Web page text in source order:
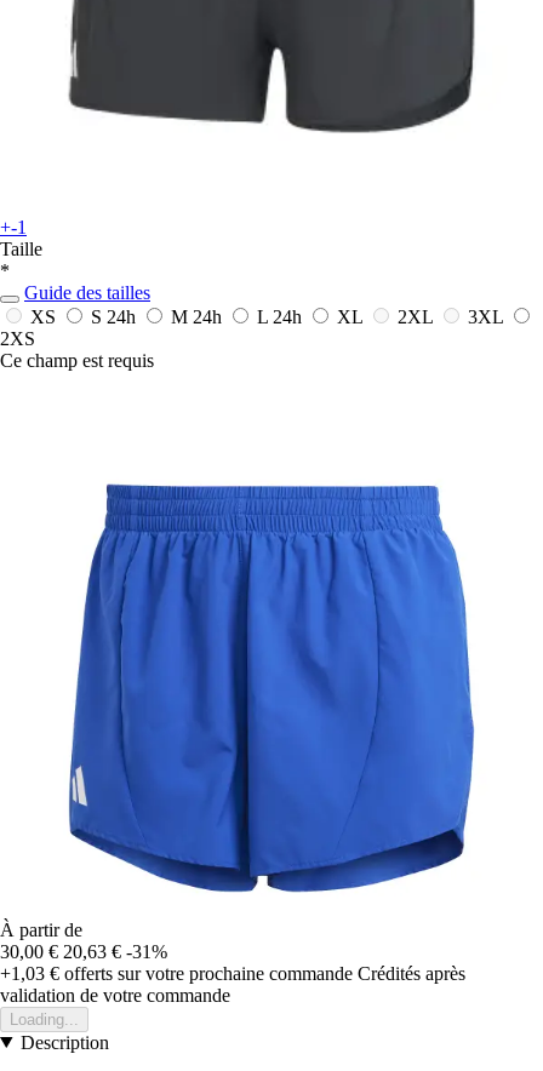
+-1
Taille
*
Guide des tailles
XS
S 24h M 24h L 24h XL 2XL
3XL
2XS
Ce champ est requis
À partir de
30,00 € 20,63 € -31%
+1,03 € offerts sur votre prochaine commande Crédités après
validation de votre commande
Loading...
Description